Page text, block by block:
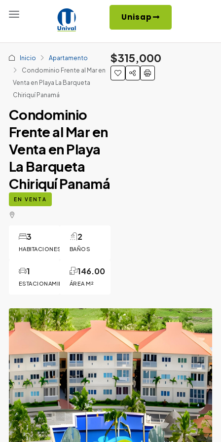
Unisap
Inicio
Apartamento
Condominio Frente al Mar en
Venta en Playa La Barqueta
Chiriquí Panamá
Condominio
Frente al Mar en
Venta en Playa
La Barqueta
Chiriquí Panamá
EN VENTA
HABITACIONES
3
BAÑOS
2
ESTACIONAMIENTO
1
ÁREA M²
146.00
$315,000